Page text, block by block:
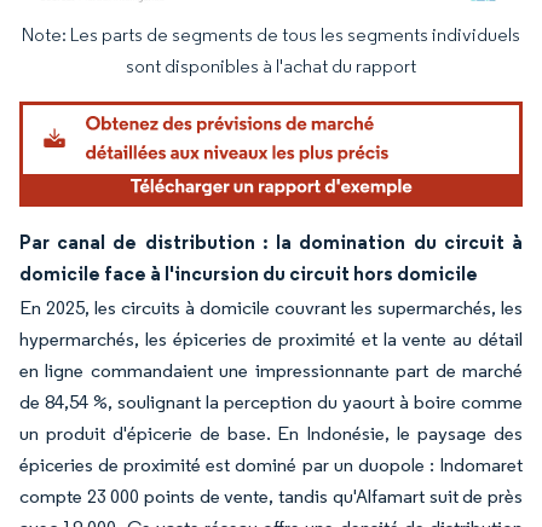
Image © Mordor Intelligence. La réutilisation nécessite une attribution sous CC BY
Note: Les parts de segments de tous les segments individuels
sont disponibles à l'achat du rapport
Par canal de distribution : la domination du circuit à
domicile face à l'incursion du circuit hors domicile
En 2025, les circuits à domicile couvrant les supermarchés, les
hypermarchés, les épiceries de proximité et la vente au détail
en ligne commandaient une impressionnante part de marché
de 84,54 %, soulignant la perception du yaourt à boire comme
un produit d'épicerie de base. En Indonésie, le paysage des
épiceries de proximité est dominé par un duopole : Indomaret
compte 23 000 points de vente, tandis qu'Alfamart suit de près